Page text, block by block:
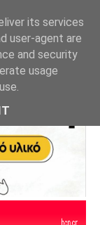
its services
user-agent are
and security
usage